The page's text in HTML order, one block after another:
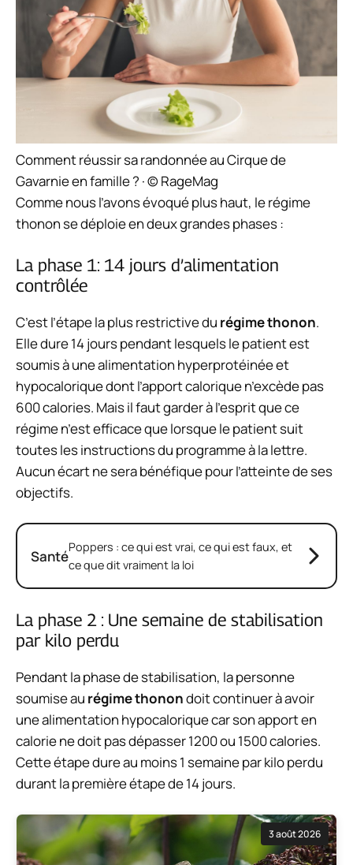
Comment réussir sa randonnée au Cirque de
Gavarnie en famille ? · © RageMag
Comme nous l’avons évoqué plus haut, le régime
thonon se déploie en deux grandes phases :
La phase 1: 14 jours d’alimentation
contrôlée
C’est l’étape la plus restrictive du régime thonon.
Elle dure14 jours pendant lesquels le patient est
soumis à une alimentation hyperprotéinée et
hypocaloriquedont l’apport calorique n’excède pas
600 calories. Mais il faut garder à l’esprit que ce
régime n’est efficace que lorsque le patient suit
toutes les instructions du programme à la lettre.
Aucun écart ne sera bénéfique pour l’atteinte de ses
objectifs.
SantéPoppers : ce qui est vrai, ce qui est faux, et
ce que dit vraiment la loi
La phase 2 : Une semaine de stabilisation
par kilo perdu
Pendant la phase de stabilisation, la personne
soumise au régime thonondoitcontinuer à avoir
une alimentation hypocaloriquecar son apport en
calorie ne doit pas dépasser 1200 ou 1500 calories.
Cette étape dureau moins 1 semaine par kilo perdu
durant la première étape de 14 jours.
3 août 2026